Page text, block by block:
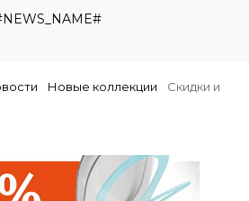
Новые коллекции
Скидки и